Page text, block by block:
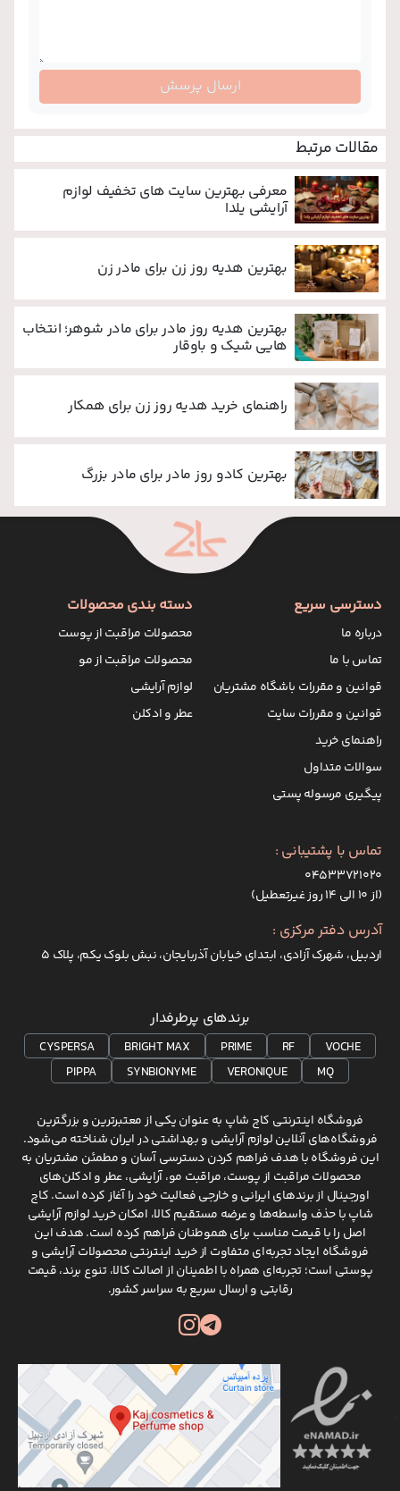
ارسال پرسش
مقالات مرتبط
معرفی بهترین سایت های تخفیف لوازم
آرایشی یلدا
بهترین هدیه روز زن برای مادر زن
بهترین هدیه روز مادر برای مادر شوهر؛ انتخاب
هایی شیک و باوقار
راهنمای خرید هدیه روز زن برای همکار
بهترین کادو روز مادر برای مادر بزرگ
دسترسی سریع
درباره ما
تماس با ما
قوانین و مقررات باشگاه مشتریان
قوانین و مقررات سایت
راهنمای خرید
سوالات متداول
پیگیری مرسوله پستی
دسته بندی محصولات
محصولات مراقبت از پوست
محصولات مراقبت از مو
لوازم آرایشی
عطر و ادکلن
تماس با پشتیبانی :
۰۴۵۳۳۷۲۱۰۲۰
(از ۱۰ الی ۱۴ روز غیرتعطیل)
آدرس دفتر مرکزی :
اردبیل، شهرک آزادی، ابتدای خیابان آذربایجان، نبش بلوک یکم، پلاک 5
برندهای پرطرفدار
VOCHE
RF
PRIME
BRIGHT MAX
CYSPERSA
MQ
VERONIQUE
SYNBIONYME
PIPPA
فروشگاه اینترنتی کاج شاپ به عنوان یکی از معتبرترین و بزرگترین
فروشگاه‌های آنلاین لوازم آرایشی و بهداشتی در ایران شناخته می‌شود.
این فروشگاه با هدف فراهم کردن دسترسی آسان و مطمئن مشتریان به
محصولات مراقبت از پوست، مراقبت مو، آرایشی، عطر و ادکلن‌های
اورجینال از برندهای ایرانی و خارجی فعالیت خود را آغاز کرده است. کاج
شاپ با حذف واسطه‌ها و عرضه مستقیم کالا، امکان خرید لوازم آرایشی
اصل را با قیمت مناسب برای هموطنان فراهم کرده است. هدف این
فروشگاه ایجاد تجربه‌ای متفاوت از خرید اینترنتی محصولات آرایشی و
پوستی است؛ تجربه‌ای همراه با اطمینان از اصالت کالا، تنوع برند، قیمت
رقابتی و ارسال سریع به سراسر کشور.